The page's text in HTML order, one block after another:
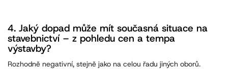
4. Jaký dopad může mít současná situace na
stavebnictví – z pohledu cen a tempa
výstavby?
Rozhodně negativní, stejně jako na celou řadu jiných oborů.